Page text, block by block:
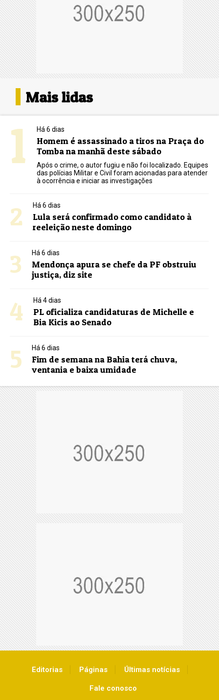
Mais lidas
1 Há 6 dias
Homem é assassinado a tiros na Praça do
Tomba na manhã deste sábado
Após o crime, o autor fugiu e não foi localizado. Equipes
das polícias Militar e Civil foram acionadas para atender
à ocorrência e iniciar as investigações
2 Há 6 dias
Lula será confirmado como candidato à
reeleição neste domingo
3 Há 6 dias
Mendonça apura se chefe da PF obstruiu
justiça, diz site
4 Há 4 dias
PL oficializa candidaturas de Michelle e
Bia Kicis ao Senado
5 Há 6 dias
Fim de semana na Bahia terá chuva,
ventania e baixa umidade
Editorias Páginas Últimas notícias
Fale conosco